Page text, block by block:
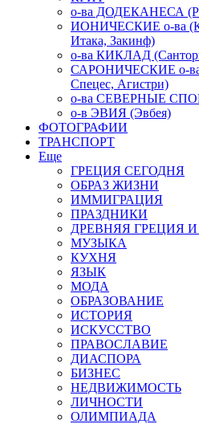
о-ва ДОДЕКАНЕСА
ИОНИЧЕСКИЕ о-ва
Итака, Закинф)
о-ва КИКЛАД
САРОНИЧЕСКИЕ о-ва
Спецес, Агистри)
о-ва СЕВЕРНЫЕ
о-в ЭВИЯ (Эвбея)
ФОТОГРАФИИ
ТРАНСПОРТ
Еще
ГРЕЦИЯ СЕГОДНЯ
ОБРАЗ ЖИЗНИ
ИММИГРАЦИЯ
ПРАЗДНИКИ
ДРЕВНЯЯ ГРЕЦИЯ
МУЗЫКА
КУХНЯ
ЯЗЫК
МОДА
ОБРАЗОВАНИЕ
ИСТОРИЯ
ИСКУССТВО
ПРАВОСЛАВИЕ
ДИАСПОРА
БИЗНЕС
НЕДВИЖИМОСТЬ
ЛИЧНОСТИ
ОЛИМПИАДА